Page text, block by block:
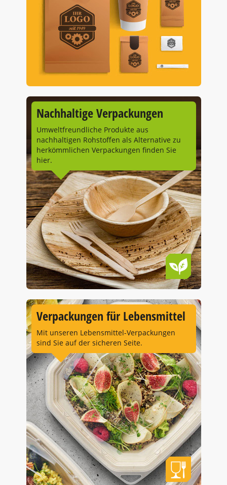
Nachhaltige Verpackungen
Umweltfreundliche Produkte aus
nachhaltigen Rohstoffen als Alternative zu
herkömmlichen Verpackungen finden Sie
hier.
Verpackungen für Lebensmittel
Mit unseren Lebensmittel-Verpackungen
sind Sie auf der sicheren Seite.